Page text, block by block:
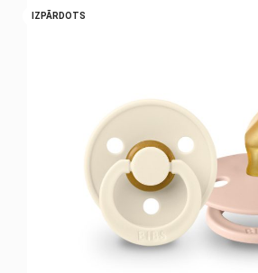
IZPĀRDOTS